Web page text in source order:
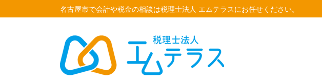
名古屋市で会計や税金の相談は税理士法人 エムテラスにお任せください。